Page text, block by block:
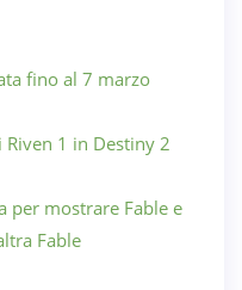
fino al 7 marzo
1 in Destiny 2
per mostrare Fable e
Fable